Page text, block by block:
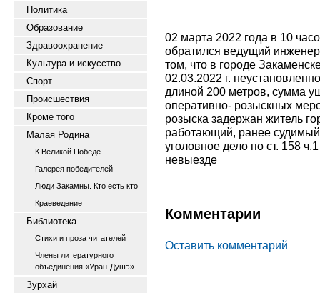
Политика
Образование
Здравоохранение
Культура и искусство
Спорт
Происшествия
Кроме того
Малая Родина
К Великой Победе
Галерея победителей
Люди Закамны. Кто есть кто
Краеведение
Библиотека
Стихи и проза читателей
Члены литературного
объединения «Уран-Душэ»
Зурхай
02 марта 2022 года в 10
обратился ведущий
том, что в городе
02.03.2022 г.
длиной 200 метров, сумма
оперативно- розыскных
розыска задержан житель
работающий, ранее
уголовное дело по ст. 158
невыезде
Комментарии
Оставить комментарий